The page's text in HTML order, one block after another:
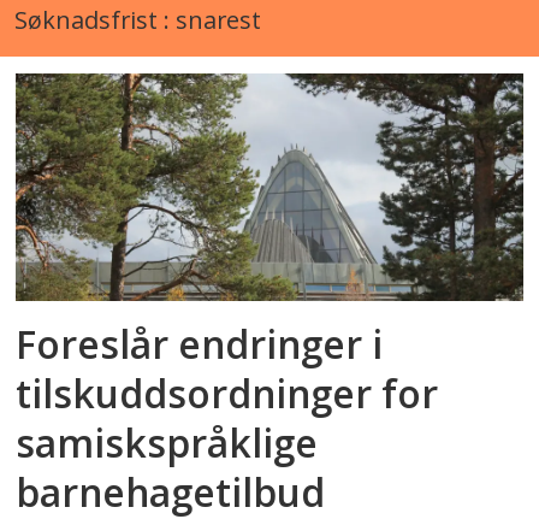
Søknadsfrist : snarest
Foreslår endringer i
tilskuddsordninger for
samiskspråklige
barnehagetilbud